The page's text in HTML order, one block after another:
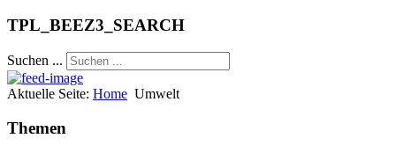
TPL_BEEZ3_SEARCH
Suchen ...
Aktuelle Seite: Home Umwelt
Themen